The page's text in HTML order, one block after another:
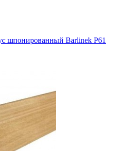
шпонированный Bаrlinek Р61